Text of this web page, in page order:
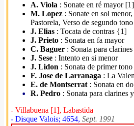
A. Viola : Sonate en ré mayor [1]
M. Lopez : Sonate en sol
Pastorela, Verso de segundo
J. Elias : Tocata de contras {1]
J. Prieto : Sonata en fa mayor
C. Baguer : Sonata para
J. Sese : Intento en si menor
J. Lidon : Sonata de primer
F. Jose de Larranaga : La
E. de Montserrat : Sonata en
R. Pedro : Sonata para clarines
- Villabuena [1], Labastida
- Disque Valois; 4654, Sept. 1991